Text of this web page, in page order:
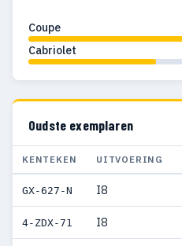
Coupe
Cabriolet
Oudste exemplaren
KENTEKEN UITVOERING
GX-627-N I8
4-ZDX-71 I8